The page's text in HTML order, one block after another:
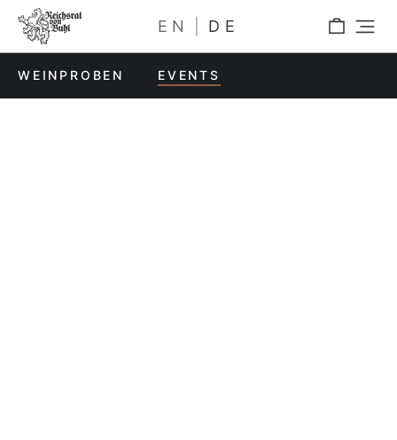
EN DE
WEINPROBEN EVENTS